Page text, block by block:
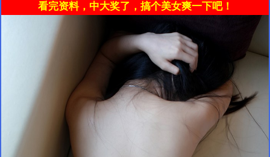
看完资料，中大奖了，搞个美女爽一下吧！